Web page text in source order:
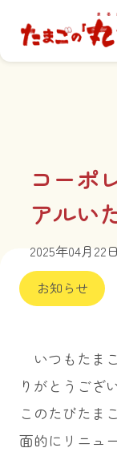
コーポ
アルい
2025年04月22日
お知らせ
いつもたま
りがとうござ
このたびたま
面的にリニュ